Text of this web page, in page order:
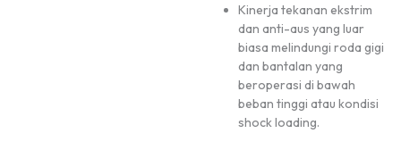
Kinerja tekanan ekstrim
dan anti-aus yang luar
biasa melindungi roda gigi
dan bantalan yang
beroperasi di bawah
beban tinggi atau kondisi
shock loading.